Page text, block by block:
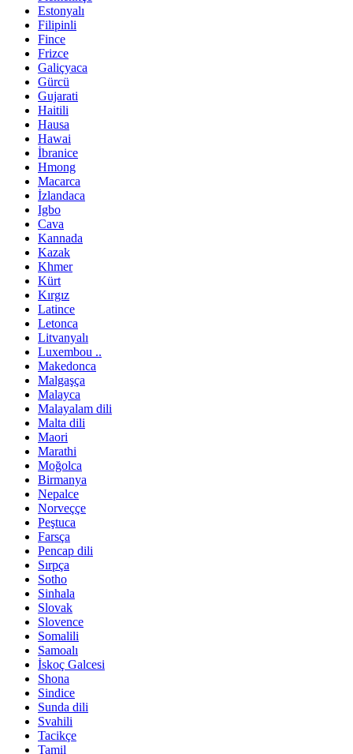
Estonyalı
Filipinli
Fince
Frizce
Galiçyaca
Gürcü
Gujarati
Haitili
Hausa
Hawai
İbranice
Hmong
Macarca
İzlandaca
Igbo
Cava
Kannada
Kazak
Khmer
Kürt
Kırgız
Latince
Letonca
Litvanyalı
Luxembou ..
Makedonca
Malgaşça
Malayca
Malayalam dili
Malta dili
Maori
Marathi
Moğolca
Birmanya
Nepalce
Norveççe
Peştuca
Farsça
Pencap dili
Sırpça
Sotho
Sinhala
Slovak
Slovence
Somalili
Samoalı
İskoç Galcesi
Shona
Sindice
Sunda dili
Svahili
Tacikçe
Tamil